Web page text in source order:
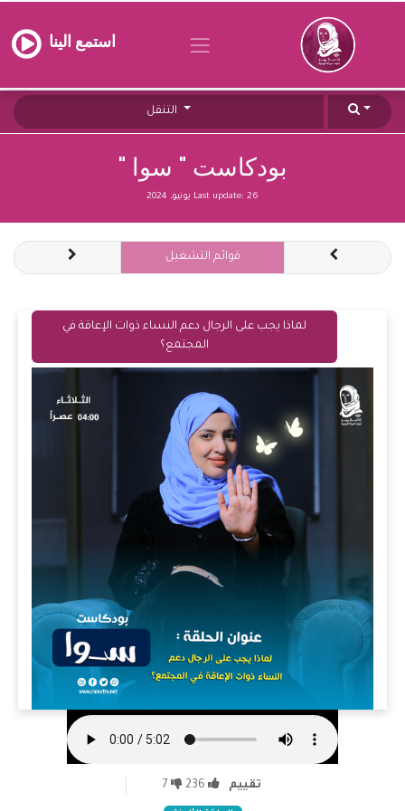
استمع الينا
بودكاست " سوا "
Last update: 26 يونيو, 2024
قوائم التشغيل
لماذا يجب على الرجال دعم النساء ذوات الإعاقة في
المجتمع؟
تقييم 236
7